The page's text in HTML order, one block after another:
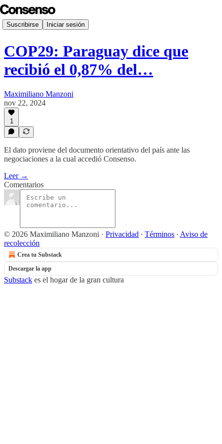
Suscribirse Iniciar sesión
COP29: Paraguay dice que
recibió el 0,87% del…
Maximiliano Manzoni
nov 22, 2024
1
El dato proviene del documento orientativo del país ante las
negociaciones a la cual accedió Consenso.
Leer →
Comentarios
© 2026 Maximiliano Manzoni · Privacidad ∙ Términos ∙ Aviso de
recolección
Crea tu Substack
Descargar la app
Substack es el hogar de la gran cultura